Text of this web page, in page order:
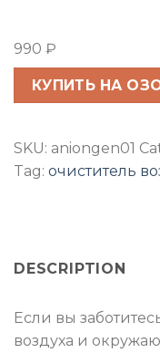
990 ₽
КУПИТЬ НА
SKU: aniongen01
Tag: очиститель
DESCRIPTION
Если вы
воздуха и